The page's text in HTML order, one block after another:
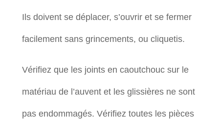
Ils doivent se déplacer, s’ouvrir et se fermer
facilement sans grincements, ou cliquetis.
Vérifiez que les joints en caoutchouc sur le
matériau de l’auvent et les glissières ne sont
pas endommagés. Vérifiez toutes les pièces